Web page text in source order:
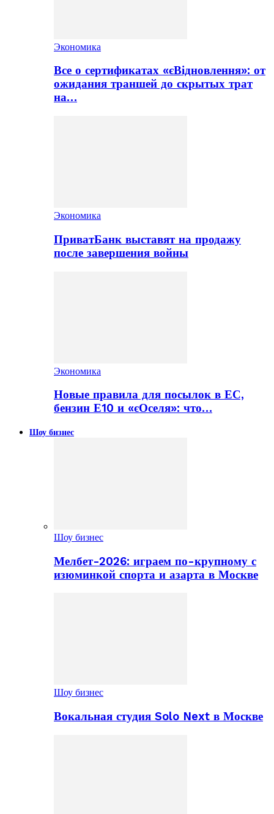
Экономика
Все о сертификатах «єВідновлення»: от
ожидания траншей до скрытых трат
на…
Экономика
ПриватБанк выставят на продажу
после завершения войны
Экономика
Новые правила для посылок в ЕС,
бензин Е10 и «єОселя»: что…
Шоу бизнес
Шоу бизнес
Мелбет-2026: играем по-крупному с
изюминкой спорта и азарта в Москве
Шоу бизнес
Вокальная студия Solo Next в Москве